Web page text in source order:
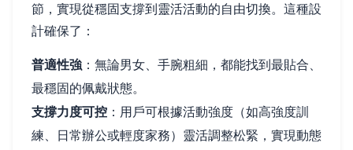
節，實現從穩固支撐到靈活活動的自由切換。這種設
計確保了：
普適性強 ：無論男女、手腕粗細，都能找到最貼合、
最穩固的佩戴狀態。
支撐力度可控 ：用戶可根據活動強度（如高強度訓
練、日常辦公或輕度家務）靈活調整松緊，實現動態